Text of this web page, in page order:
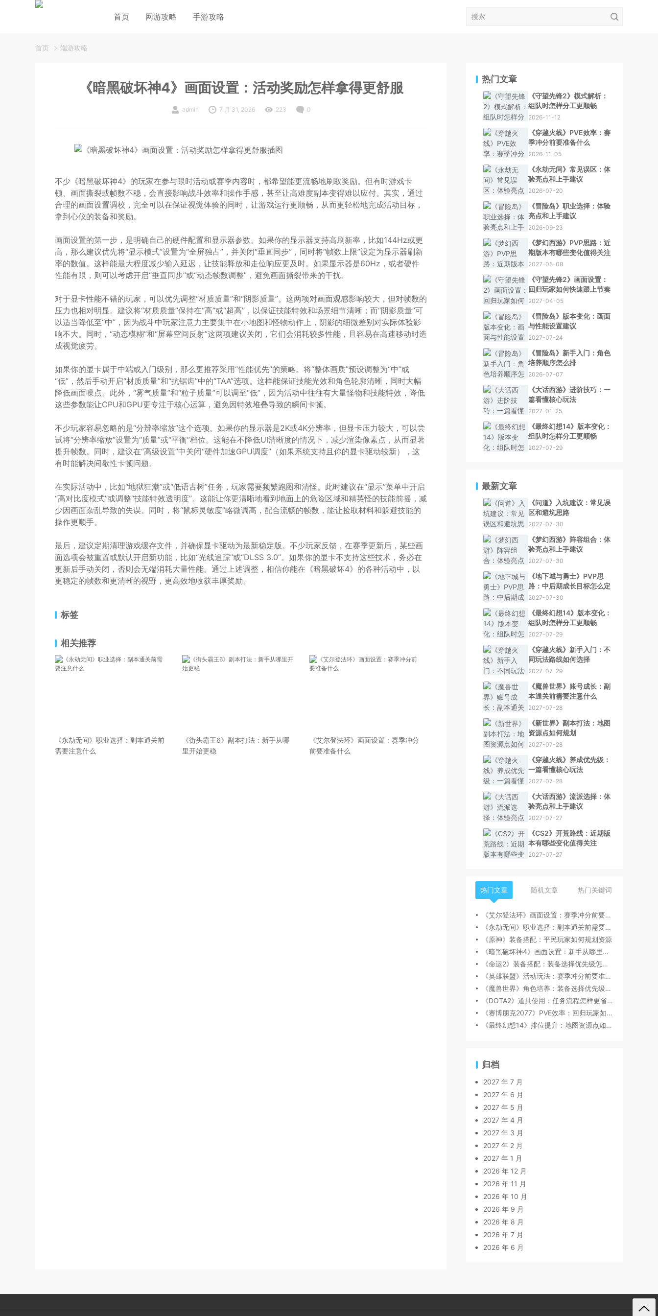
首页 网游攻略 手游攻略
首页 端游攻略
《暗黑破坏神4》画面设置：活动奖励怎样拿得更舒服
admin 7 月 31, 2026 223 0
不少《暗黑破坏神4》的玩家在参与限时活动或赛季内容时，都希望能更流畅地刷取奖励。但有时游戏卡
顿、画面撕裂或帧数不稳，会直接影响战斗效率和操作手感，甚至让高难度副本变得难以应付。其实，通过
合理的画面设置调校，完全可以在保证视觉体验的同时，让游戏运行更顺畅，从而更轻松地完成活动目标，
拿到心仪的装备和奖励。
画面设置的第一步，是明确自己的硬件配置和显示器参数。如果你的显示器支持高刷新率，比如144Hz或更
高，那么建议优先将“显示模式”设置为“全屏独占”，并关闭“垂直同步”，同时将“帧数上限”设定为显示器刷新
率的数值。这样能最大程度减少输入延迟，让技能释放和走位响应更及时。如果显示器是60Hz，或者硬件
性能有限，则可以考虑开启“垂直同步”或“动态帧数调整”，避免画面撕裂带来的干扰。
对于显卡性能不错的玩家，可以优先调整“材质质量”和“阴影质量”。这两项对画面观感影响较大，但对帧数的
压力也相对明显。建议将“材质质量”保持在“高”或“超高”，以保证技能特效和场景细节清晰；而“阴影质量”可
以适当降低至“中”，因为战斗中玩家注意力主要集中在小地图和怪物动作上，阴影的细微差别对实际体验影
响不大。同时，“动态模糊”和“屏幕空间反射”这两项建议关闭，它们会消耗较多性能，且容易在高速移动时造
成视觉疲劳。
如果你的显卡属于中端或入门级别，那么更推荐采用“性能优先”的策略。将“整体画质”预设调整为“中”或
“低”，然后手动开启“材质质量”和“抗锯齿”中的“TAA”选项。这样能保证技能光效和角色轮廓清晰，同时大幅
降低画面噪点。此外，“雾气质量”和“粒子质量”可以调至“低”，因为活动中往往有大量怪物和技能特效，降低
这些参数能让CPU和GPU更专注于核心运算，避免因特效堆叠导致的瞬间卡顿。
不少玩家容易忽略的是“分辨率缩放”这个选项。如果你的显示器是2K或4K分辨率，但显卡压力较大，可以尝
试将“分辨率缩放”设置为“质量”或“平衡”档位。这能在不降低UI清晰度的情况下，减少渲染像素点，从而显著
提升帧数。同时，建议在“高级设置”中关闭“硬件加速GPU调度”（如果系统支持且你的显卡驱动较新），这
有时能解决间歇性卡顿问题。
在实际活动中，比如“地狱狂潮”或“低语古树”任务，玩家需要频繁跑图和清怪。此时建议在“显示”菜单中开启
“高对比度模式”或调整“技能特效透明度”。这能让你更清晰地看到地面上的危险区域和精英怪的技能前摇，减
少因画面杂乱导致的失误。同时，将“鼠标灵敏度”略微调高，配合流畅的帧数，能让捡取材料和躲避技能的
操作更顺手。
最后，建议定期清理游戏缓存文件，并确保显卡驱动为最新稳定版。不少玩家反馈，在赛季更新后，某些画
面选项会被重置或默认开启新功能，比如“光线追踪”或“DLSS 3.0”。如果你的显卡不支持这些技术，务必在
更新后手动关闭，否则会无端消耗大量性能。通过上述调整，相信你能在《暗黑破坏4》的各种活动中，以
更稳定的帧数和更清晰的视野，更高效地收获丰厚奖励。
标签
相关推荐
《永劫无间》职业选择：副本通关前
需要注意什么
《街头霸王6》副本打法：新手从哪
里开始更稳
《艾尔登法环》画面设置：赛季冲分
前要准备什么
热门文章
《守望先锋2》模式解析：
组队时怎样分工更顺畅
2026-11-12
《穿越火线》PVE效率：赛
季冲分前要准备什么
2026-11-05
《永劫无间》常见误区：体
验亮点和上手建议
2026-07-20
《冒险岛》职业选择：体验
亮点和上手建议
2026-09-23
《梦幻西游》PVP思路：近
期版本有哪些变化值得关注
2027-05-08
《守望先锋2》画面设置：
回归玩家如何快速跟上节奏
2027-04-05
《冒险岛》版本变化：画面
与性能设置建议
2027-07-24
《冒险岛》新手入门：角色
培养顺序怎么排
2026-07-07
《大话西游》进阶技巧：一
篇看懂核心玩法
2027-01-25
《最终幻想14》版本变化：
组队时怎样分工更顺畅
2027-07-29
最新文章
《问道》入坑建议：常见误
区和避坑思路
2027-07-30
《梦幻西游》阵容组合：体
验亮点和上手建议
2027-07-30
《地下城与勇士》PVP思
路：中后期成长目标怎么定
2027-07-30
《最终幻想14》版本变化：
组队时怎样分工更顺畅
2027-07-29
《穿越火线》新手入门：不
同玩法路线如何选择
2027-07-29
《魔兽世界》账号成长：副
本通关前需要注意什么
2027-07-28
《新世界》副本打法：地图
资源点如何规划
2027-07-28
《穿越火线》养成优先级：
一篇看懂核心玩法
2027-07-28
《大话西游》流派选择：体
验亮点和上手建议
2027-07-27
《CS2》开荒路线：近期版
本有哪些变化值得关注
2027-07-27
热门文章 随机文章 热门关键词
《艾尔登法环》画面设置：赛季冲分前要准备什么
《永劫无间》职业选择：副本通关前需要注意什么
《原神》装备搭配：平民玩家如何规划资源
《暗黑破坏神4》画面设置：新手从哪里开始更稳
《命运2》装备搭配：装备选择优先级怎么判断
《英雄联盟》活动玩法：赛季冲分前要准备什么
《魔兽世界》角色培养：装备选择优先级怎么判断
《DOTA2》道具使用：任务流程怎样更省时间
《赛博朋克2077》PVE效率：回归玩家如何快速跟上节奏
《最终幻想14》排位提升：地图资源点如何规划
归档
2027 年 7 月
2027 年 6 月
2027 年 5 月
2027 年 4 月
2027 年 3 月
2027 年 2 月
2027 年 1 月
2026 年 12 月
2026 年 11 月
2026 年 10 月
2026 年 9 月
2026 年 8 月
2026 年 7 月
2026 年 6 月